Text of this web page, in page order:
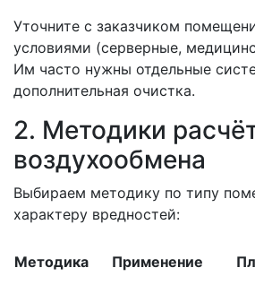
Уточните с заказчиком
условиями (серверные,
Им часто нужны отдельные
дополнительная очистка.
2. Методики
воздухообмена
Выбираем методику по типу
характеру вредностей:
Методика Применение